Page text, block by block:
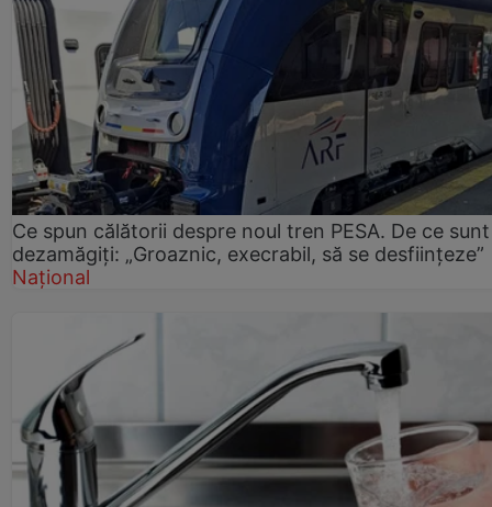
Ce spun călătorii despre noul tren PESA. De ce sunt
dezamăgiți: „Groaznic, execrabil, să se desființeze”
Național